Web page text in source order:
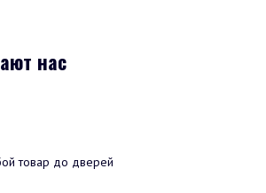
нас
товар до дверей